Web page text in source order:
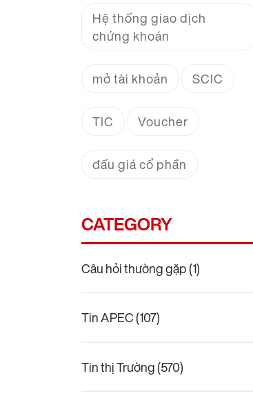
Hệ thống giao dịch
chứng khoán
mở tài khoản SCIC
TIC Voucher
đấu giá cổ phần
CATEGORY
Câu hỏi thường gặp(1)
Tin APEC(107)
Tin thị Trường(570)